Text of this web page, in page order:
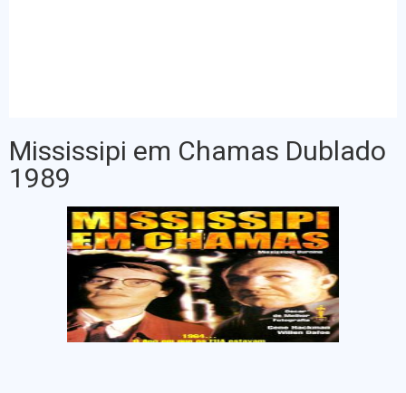
Mississipi em Chamas Dublado
1989